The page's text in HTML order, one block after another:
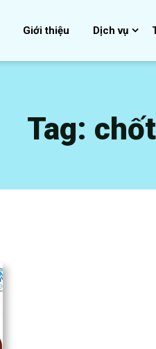
Giới thiệu Dịch vụ
Tag: